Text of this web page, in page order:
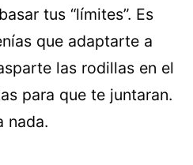
tus “límites”. Es
que adaptarte a
las rodillas en el
para que te juntaran.
nada.